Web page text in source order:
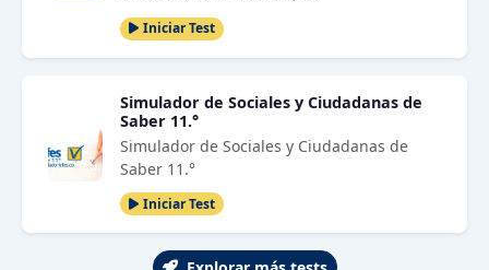
Iniciar Test
Simulador de Sociales y Ciudadanas de
Saber 11.°
Simulador de Sociales y Ciudadanas de
Saber 11.°
Iniciar Test